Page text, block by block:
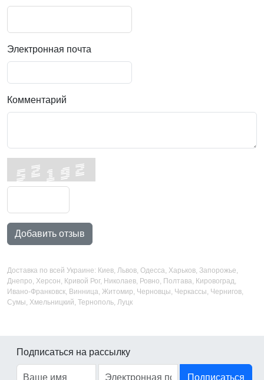
Электронная почта
Комментарий
Добавить отзыв
Доставка по всей Украине: Киев, Львов, Одесса, Харьков, Запорожье,
Днепро, Херсон, Кривой Рог, Николаев, Ровно, Полтава, Кировоград,
Ивано-Франковск, Винница, Житомир, Черновцы, Черкассы, Чернигов,
Сумы, Хмельницкий, Тернополь, Луцк
Подписаться на рассылку
Подписаться